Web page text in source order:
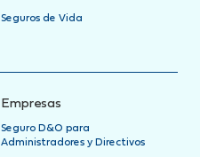
Seguros de Vida
Empresas
Seguro D&O para
Administradores y Directivos